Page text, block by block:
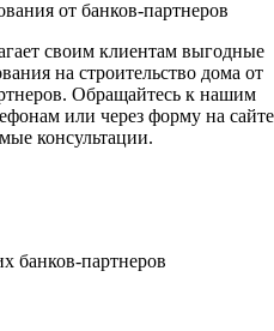
от банков-партнеров
своим клиентам выгодные
на строительство дома от
Обращайтесь к нашим
или через форму на сайте
консультации.
банков-партнеров